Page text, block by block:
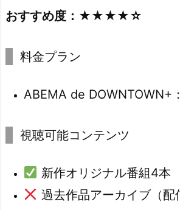
おすすめ度：★★★★☆
料金プラン
ABEMA de DOWNTOWN+
視聴可能コンテンツ
新作オリジナル番組4本
過去作品アーカイブ（配